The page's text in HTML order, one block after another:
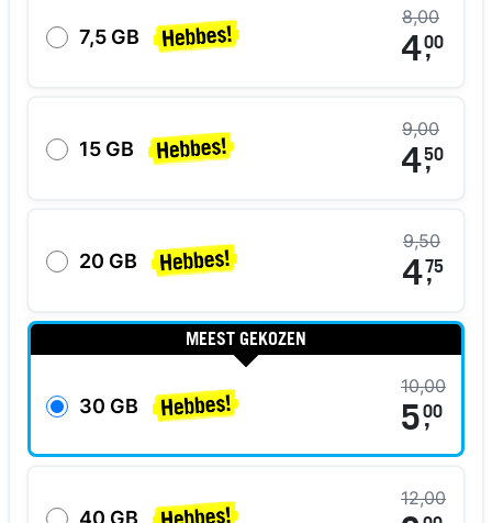
7,5 GB
8,00
4,
00
15 GB
9,00
4,
50
20 GB
9,50
4,75
MEEST GEKOZEN
30 GB
10,00
5,
00
40 GB
12,00